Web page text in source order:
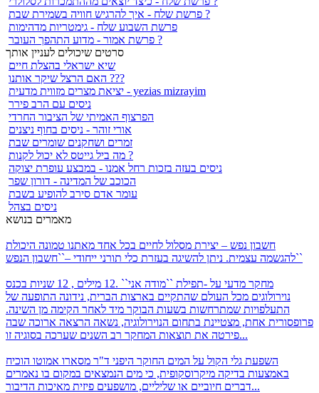
פרשת שלח - איך להרגיש חוויה בשמירת שבת ?
פרשת השבוע שלח - גימטריות מדהימות
פרשת אמור - מדוע התהפך העובר ?
סרטים שיכולים לעניין אותך
שיא ישראלי בהצלת חיים
האם הרצל שיקר אותנו ???
יציאת מצרים מזווית מדעית - yezias mizrayim
ניסים עם הרב פירר
הפרצוף האמיתי של הציבור החרדי
אורי זוהר - ניסים בחוף ניצנים
זמרים ושחקנים שומרים שבת
מה ביל גייטס לא יכול לקנות ?
ניסים בעזה בזכות רחל אמנו - במבצע עופרת יצוקה
הכוכב של המדינה - דורון שפר
עומר אדם סירב להופיע בשבת
ניסים בצהל
מאמרים בנושא
חשבון נפש – יצירת מסלול לחיים בכל אחד מאתנו טמונה היכולת
להגשמה עצמית. ניתן להשיגה בעזרת כלי תורני ייחודי –``חשבון הנפש``
מחקר מדעי על -תפילת ``מודה אני`` .12 מילים , 12 שניות
בכנס
נוירולוגים מכל העולם שהתקיים בארצות הברית, נידונה התופעה של
התעלפויות שמתרחשות בשעות הבוקר מיד לאחר הקימה מן השינה.
פרופסורית אחת, מצטיינת בתחום הנוירולוגיה, נשאה הרצאה ארוכה שבה
פירטה את תוצאות המחקר רב השנים שערכה בסוגיה זו...
השפעת גלי הקול על המים החוקר היפני ד"ר מסארו אמוטו הוכיח
באמצעות בדיקה מיקרוסקופית, כי מים הנמצאים במקום בו נאמרים
דברים חיוביים או שליליים, מושפעים פיזית מאיכות הדיבור...